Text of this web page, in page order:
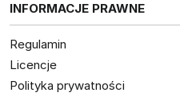
INFORMACJE PRAWNE
Regulamin
Licencje
Polityka prywatności